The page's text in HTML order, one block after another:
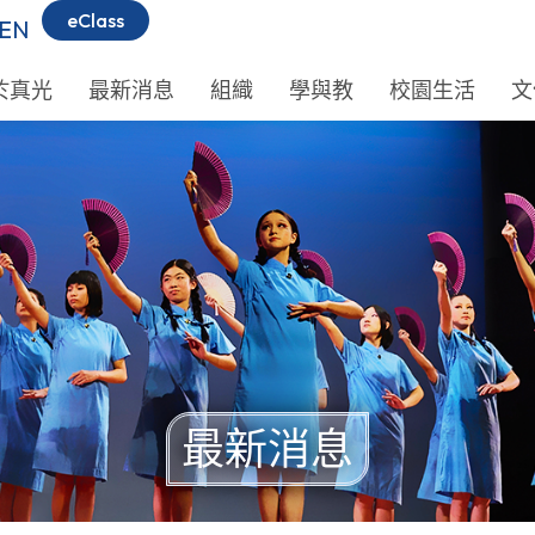
eClass
真光 最新消息 組織 學與教 校園生活
最新消息